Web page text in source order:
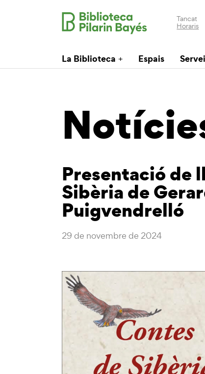
Tancat
Horaris
La Biblioteca Espais
Presentació de
Sibèria de
Puigvendrelló
29 de novembre de 2024